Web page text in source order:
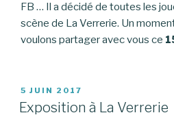
FB … Il a décidé de toutes les
scène de La Verrerie. Un
voulons partager avec vous ce
PUBLIÉ
LE
5 JUIN 2017
Exposition à La Verrerie